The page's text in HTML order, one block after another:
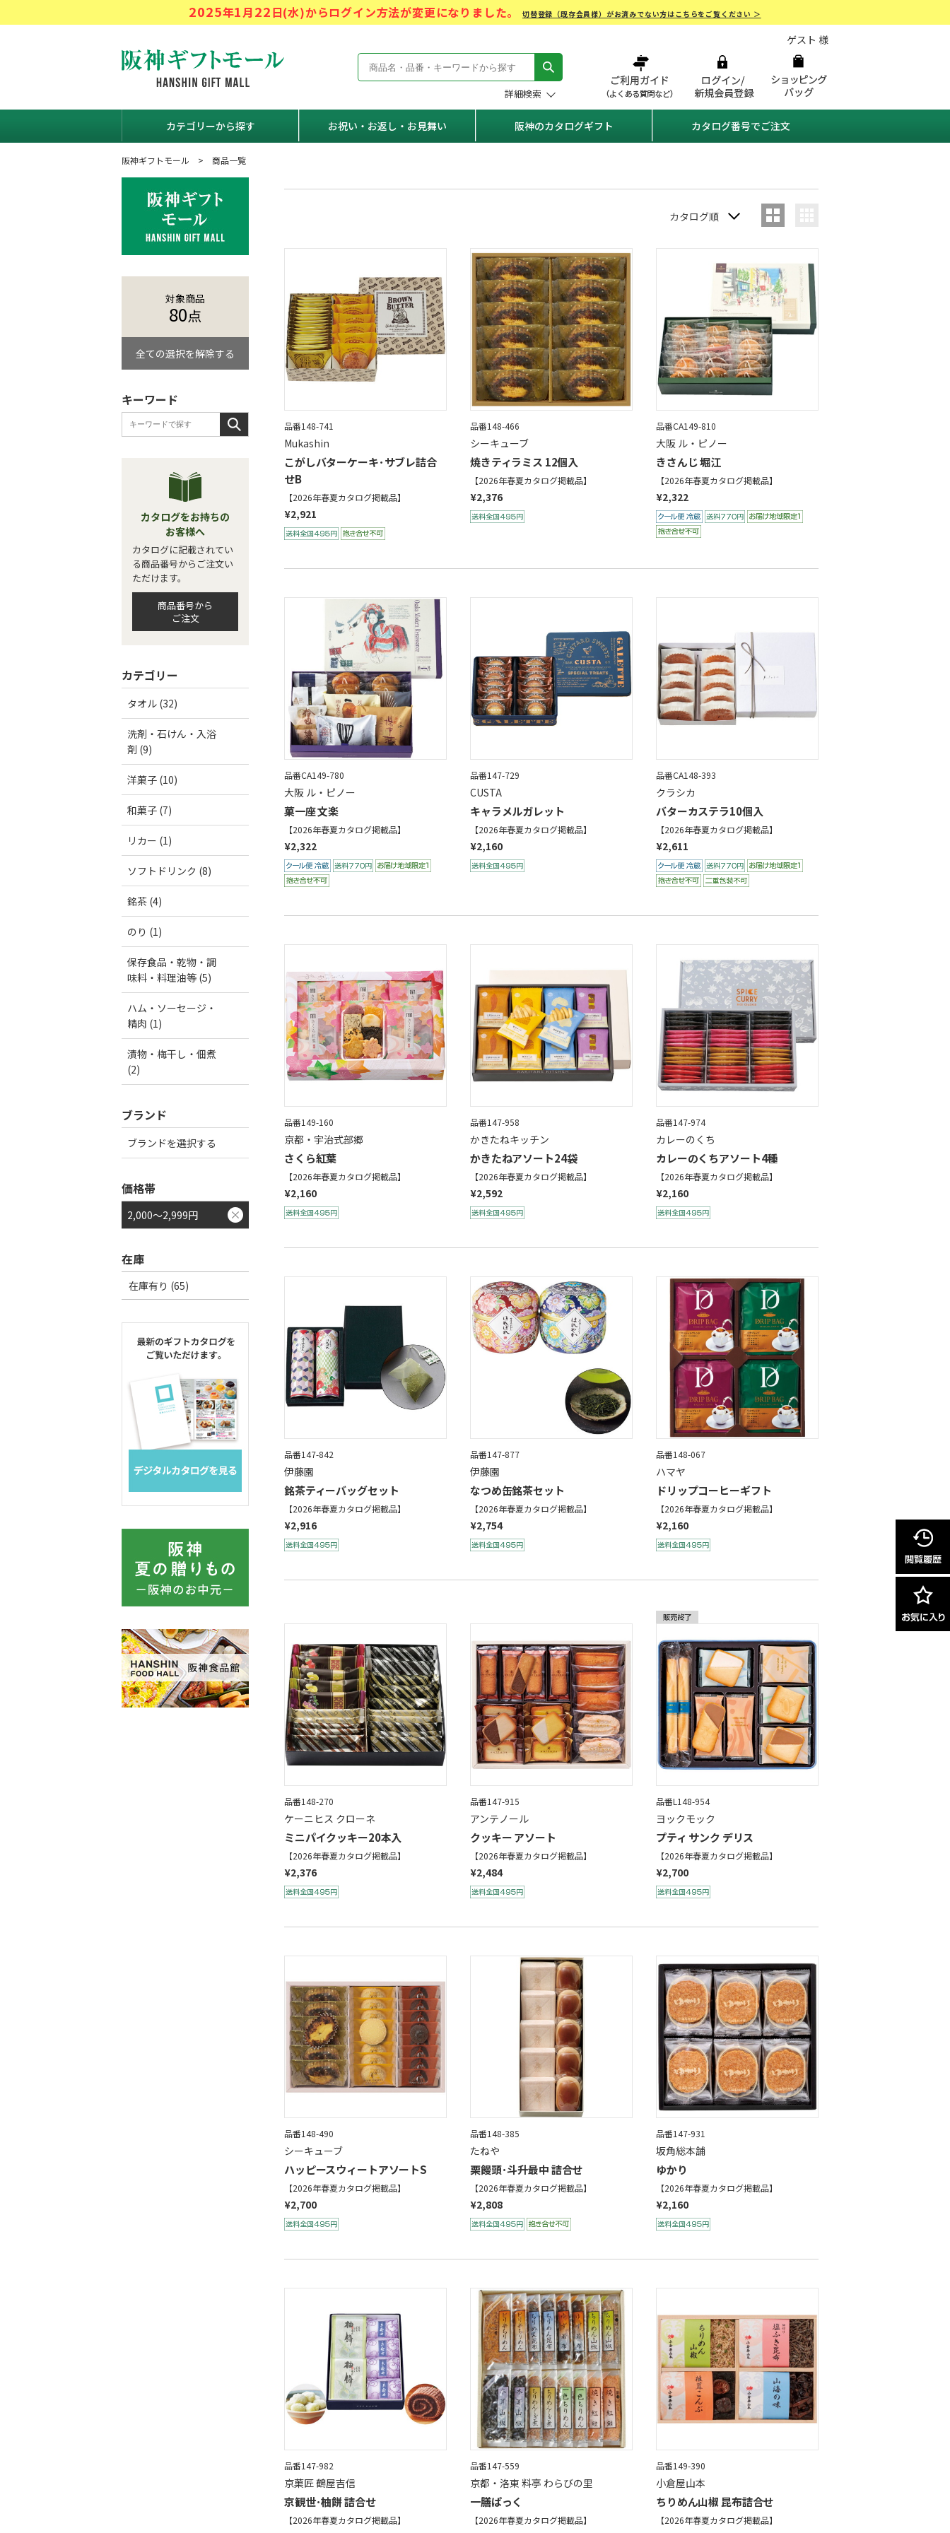
2025年1月22日(水)からログイン方法が変更になりました。切替登録（既存会員様）がお済みでない方はこちらをご覧ください ＞
阪神ギフトモール Hanshin Gift Mall
詳細検索
ゲスト 様
カテゴリーから探す お祝い・お返し・お見舞い 阪神のカタログギフト カタログ番号でご注文
阪神ギフトモール 商品一覧
カタログ順
品番148-741
Mukashin
こがしバターケーキ･サブレ詰合
せB
【2026年春夏カタログ掲載品】
¥2,921
品番148-466
シーキューブ
焼きティラミス 12個入
【2026年春夏カタログ掲載品】
¥2,376
品番CA149-810
大阪 ル・ピノー
きさんじ 堀江
【2026年春夏カタログ掲載品】
¥2,322
品番CA149-780
大阪 ル・ピノー
菓一座 文楽
【2026年春夏カタログ掲載品】
¥2,322
品番147-729
CUSTA
キャラメルガレット
【2026年春夏カタログ掲載品】
¥2,160
品番CA148-393
クラシカ
バターカステラ10個入
【2026年春夏カタログ掲載品】
¥2,611
品番149-160
京都・宇治式部郷
さくら紅葉
【2026年春夏カタログ掲載品】
¥2,160
品番147-958
かきたねキッチン
かきたねアソート24袋
【2026年春夏カタログ掲載品】
¥2,592
品番147-974
カレーのくち
カレーのくちアソート4種
【2026年春夏カタログ掲載品】
¥2,160
品番147-842
伊藤園
銘茶ティーバッグセット
【2026年春夏カタログ掲載品】
¥2,916
品番147-877
伊藤園
なつめ缶銘茶セット
【2026年春夏カタログ掲載品】
¥2,754
品番148-067
ハマヤ
ドリップコーヒーギフト
【2026年春夏カタログ掲載品】
¥2,160
品番148-270
ケーニヒス クローネ
ミニパイクッキー20本入
【2026年春夏カタログ掲載品】
¥2,376
品番147-915
アンテノール
クッキー アソート
【2026年春夏カタログ掲載品】
¥2,484
品番L148-954
ヨックモック
プティ サンク デリス
【2026年春夏カタログ掲載品】
¥2,700
品番148-490
シーキューブ
ハッピースウィートアソートS
【2026年春夏カタログ掲載品】
¥2,700
品番148-385
たねや
栗饅頭･斗升最中 詰合せ
【2026年春夏カタログ掲載品】
¥2,808
品番147-931
坂角総本舗
ゆかり
【2026年春夏カタログ掲載品】
¥2,160
品番147-982
京菓匠 鶴屋吉信
京観世･柚餅 詰合せ
【2026年春夏カタログ掲載品】
品番147-559
京都・洛東 料亭 わらびの里
一膳ぱっく
【2026年春夏カタログ掲載品】
品番149-390
小倉屋山本
ちりめん山椒 昆布詰合せ
【2026年春夏カタログ掲載品】
対象商品
80点
全ての選択を解除する
キーワード
カタログをお持ちの
お客様へ
カタログに記載されてい
る商品番号からご注文い
ただけます。
商品番号から
ご注文
カテゴリー
タオル (32)
洗剤・石けん・入浴
剤 (9)
洋菓子 (10)
和菓子 (7)
リカー (1)
ソフトドリンク (8)
銘茶 (4)
のり (1)
保存食品・乾物・調
味料・料理油等 (5)
ハム・ソーセージ・
精肉 (1)
漬物・梅干し・佃煮
(2)
ブランド
ブランドを選択する
価格帯
2,000～2,999円
在庫
在庫有り (65)